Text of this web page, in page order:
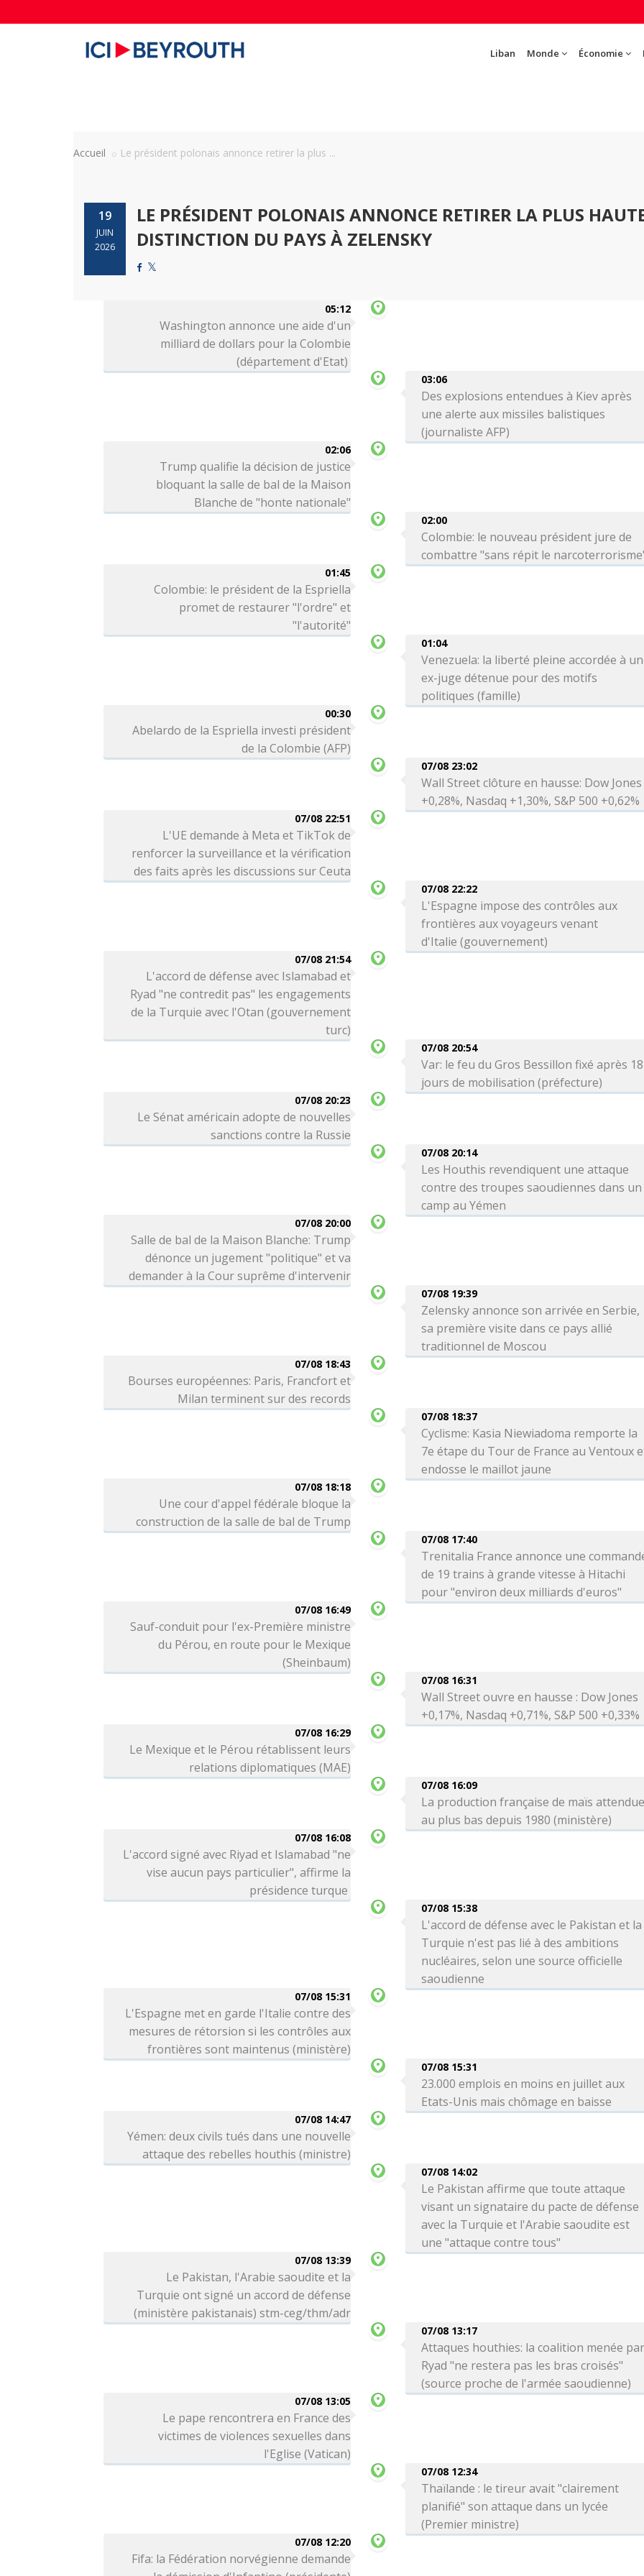
Liban Monde Économie
Accueil Le président polonais annonce retirer la plus ...
19
JUIN
2026
LE PRÉSIDENT POLONAIS ANNONCE RETIRER LA PLUS
DISTINCTION DU PAYS À ZELENSKY
05:12
Washington annonce une aide d'un
milliard de dollars pour la Colombie
(département d'Etat)
03:06
Des explosions entendues à Kiev après
une alerte aux missiles balistiques
(journaliste AFP)
02:06
Trump qualifie la décision de justice
bloquant la salle de bal de la Maison
Blanche de "honte nationale"
02:00
Colombie: le nouveau président jure de
combattre "sans répit le
01:45
Colombie: le président de la Espriella
promet de restaurer "l'ordre" et
"l'autorité"
01:04
Venezuela: la liberté pleine accordée à
ex-juge détenue pour des motifs
politiques (famille)
00:30
Abelardo de la Espriella investi président
de la Colombie (AFP)
07/08 23:02
Wall Street clôture en hausse: Dow Jones
+0,28%, Nasdaq +1,30%, S&P 500 +0,62%
07/08 22:51
L'UE demande à Meta et TikTok de
renforcer la surveillance et la vérification
des faits après les discussions sur Ceuta
07/08 22:22
L'Espagne impose des contrôles aux
frontières aux voyageurs venant
d'Italie (gouvernement)
07/08 21:54
L'accord de défense avec Islamabad et
Ryad "ne contredit pas" les engagements
de la Turquie avec l'Otan (gouvernement
turc)
07/08 20:54
Var: le feu du Gros Bessillon fixé après 18
jours de mobilisation (préfecture)
07/08 20:23
Le Sénat américain adopte de nouvelles
sanctions contre la Russie
07/08 20:14
Les Houthis revendiquent une attaque
contre des troupes saoudiennes dans un
camp au Yémen
07/08 20:00
Salle de bal de la Maison Blanche: Trump
dénonce un jugement "politique" et va
demander à la Cour suprême d'intervenir
07/08 19:39
Zelensky annonce son arrivée en Serbie,
sa première visite dans ce pays allié
traditionnel de Moscou
07/08 18:43
Bourses européennes: Paris, Francfort et
Milan terminent sur des records
07/08 18:37
Cyclisme: Kasia Niewiadoma remporte la
7e étape du Tour de France au Ventoux
endosse le maillot jaune
07/08 18:18
Une cour d'appel fédérale bloque la
construction de la salle de bal de Trump
07/08 17:40
Trenitalia France annonce une
de 19 trains à grande vitesse à Hitachi
pour "environ deux milliards d'euros"
07/08 16:49
Sauf-conduit pour l'ex-Première ministre
du Pérou, en route pour le Mexique
(Sheinbaum)
07/08 16:31
Wall Street ouvre en hausse : Dow Jones
+0,17%, Nasdaq +0,71%, S&P 500 +0,33%
07/08 16:29
Le Mexique et le Pérou rétablissent leurs
relations diplomatiques (MAE)
07/08 16:09
La production française de maïs
au plus bas depuis 1980 (ministère)
07/08 16:08
L'accord signé avec Riyad et Islamabad "ne
vise aucun pays particulier", affirme la
présidence turque
07/08 15:38
L'accord de défense avec le Pakistan et la
Turquie n'est pas lié à des ambitions
nucléaires, selon une source officielle
saoudienne
07/08 15:31
L'Espagne met en garde l'Italie contre des
mesures de rétorsion si les contrôles aux
frontières sont maintenus (ministère)
07/08 15:31
23.000 emplois en moins en juillet aux
Etats-Unis mais chômage en baisse
07/08 14:47
Yémen: deux civils tués dans une nouvelle
attaque des rebelles houthis (ministre)
07/08 14:02
Le Pakistan affirme que toute attaque
visant un signataire du pacte de défense
avec la Turquie et l'Arabie saoudite est
une "attaque contre tous"
07/08 13:39
Le Pakistan, l'Arabie saoudite et la
Turquie ont signé un accord de défense
(ministère pakistanais) stm-ceg/thm/adr
07/08 13:17
Attaques houthies: la coalition menée
Ryad "ne restera pas les bras croisés"
(source proche de l'armée saoudienne)
07/08 13:05
Le pape rencontrera en France des
victimes de violences sexuelles dans
l'Eglise (Vatican)
07/08 12:34
Thaïlande : le tireur avait "clairement
planifié" son attaque dans un lycée
(Premier ministre)
07/08 12:20
Fifa: la Fédération norvégienne demande